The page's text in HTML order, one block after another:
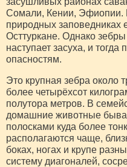
Сомали, Кении, Эфиопии.
природных заповедниках
Осттуркане. Однако
наступает засуха, и
опасностям.
Это крупная зебра около
более четырёхсот
полутора метров. В
домашние животные
полосками куда более
располагаются чаще,
боках, ногах и крупе
систему диагоналей,